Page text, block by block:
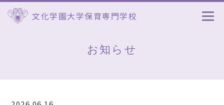
お知らせ
文化学園大学保育専門学校